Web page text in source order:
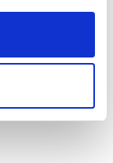
vergroten: zo